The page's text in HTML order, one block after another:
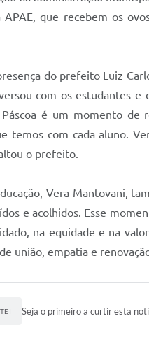
que recebem os
do prefeito Luiz
com os estudantes
é um momento de
temos com cada aluno.
o prefeito.
Vera Mantovani,
e acolhidos. Esse
na equidade e na
união, empatia e
Seja o primeiro a curtir esta